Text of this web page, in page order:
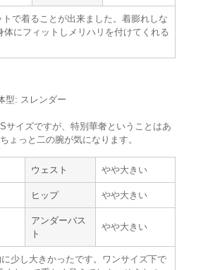
丈 : ふくらはぎ
使用シーン :友人の 結婚式
で着ることが出来ました。着膨れしな
にフィットしメリハリを付けてくれる
型: スレンダー
サイズですが、特別華奢ということはあ
ょっと二の腕が気になります。
ウェスト やや大きい
ヒップ やや大きい
アンダーバス
ト
やや大きい
少し大きかったです。ワンサイズ下で